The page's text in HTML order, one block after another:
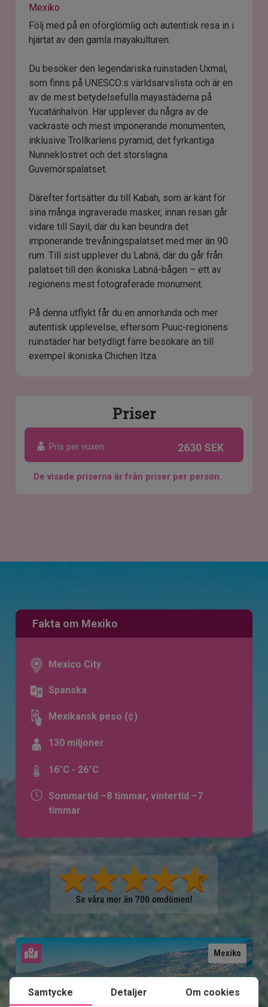
Mexiko
Följ med på en oförglömlig och autentisk resa in i
hjärtat av den gamla mayakulturen.
Du besöker den legendariska ruinstaden Uxmal,
som finns på UNESCO:s världsarvslista och är en
av de mest betydelsefulla mayastäderna på
Yucatánhalvön. Här upplever du några av de
vackraste och mest imponerande monumenten,
inklusive Trollkarlens pyramid, det fyrkantiga
Nunneklostret och det storslagna
Guvernörspalatset.
Därefter fortsätter du till Kabah, som är känt för
sina många ingraverade masker, innan resan går
vidare till Sayil, där du kan beundra det
imponerande trevåningspalatset med mer än 90
rum. Till sist upplever du Labná, där du går från
palatset till den ikoniska Labná-bågen – ett av
regionens mest fotograferade monument.
På denna utflykt får du en annorlunda och mer
autentisk upplevelse, eftersom Puuc-regionens
ruinstäder har betydligt färre besökare än till
exempel ikoniska Chichen Itza.
Priser
Pris per vuxen 2630 SEK
De visade priserna är från priser per person.
Fakta om Mexiko
Mexico City
Spanska
Mexikansk peso (¢)
130 miljoner
16°C - 26°C
Sommartid –8 timmar, vintertid –7
timmar
Mexiko
Samtycke Detaljer Om cookies